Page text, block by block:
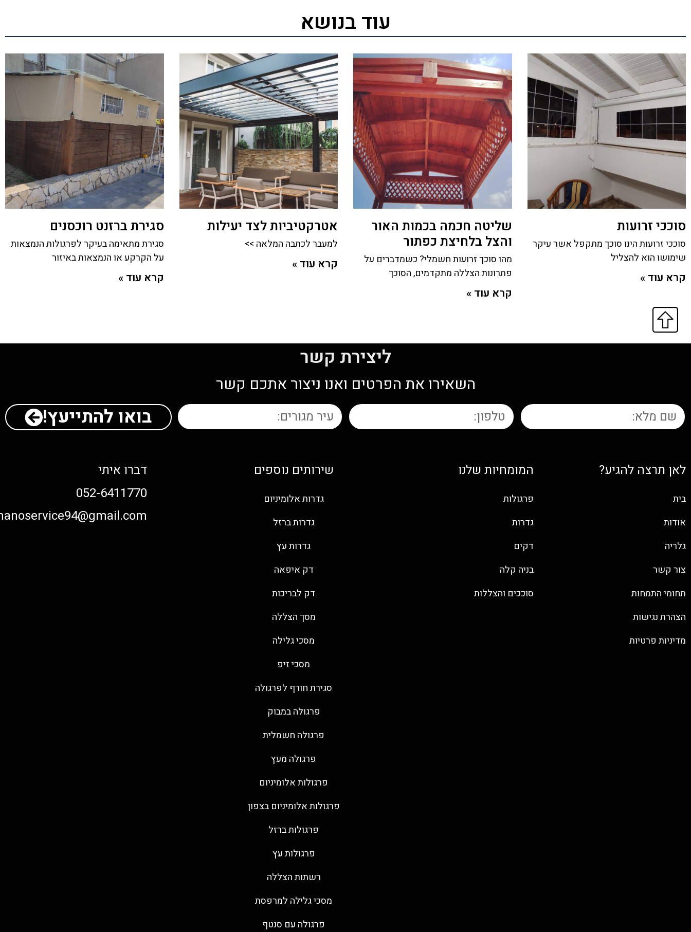
עוד בנושא
סוככי זרועות
סוככי זרועות הינו סוכך מתקפל אשר עיקר
שימושו הוא להצליל
קרא עוד »
שליטה חכמה בכמות האור
והצל בלחיצת כפתור
מהו סוכך זרועות חשמלי? כשמדברים על
פתרונות הצללה מתקדמים, הסוכך
קרא עוד »
אטרקטיביות לצד יעילות
למעבר לכתבה המלאה >>
קרא עוד »
סגירת ברזנט רוכסנים
סגירת מתאימה בעיקר לפרגולות הנמצאות
על הקרקע או הנמצאות באיזור
קרא עוד »
ליצירת קשר
השאירו את הפרטים ואנו ניצור אתכם קשר
בואו להתייעץ!
לאן תרצה להגיע?
בית
אודות
גלריה
צור קשר
תחומי התמחות
הצהרת נגישות
מדיניות פרטיות
המומחיות שלנו
פרגולות
גדרות
דקים
בניה קלה
סוככים והצללות
שירותים נוספים
גדרות אלומיניום
גדרות ברזל
גדרות עץ
דק איפאה
דק לבריכות
מסך הצללה
מסכי גלילה
מסכי זיפ
סגירת חורף לפרגולה
פרגולה במבוק
פרגולה חשמלית
פרגולה מעץ
פרגולות אלומיניום
פרגולות אלומיניום בצפון
פרגולות ברזל
פרגולות עץ
רשתות הצללה
מסכי גלילה למרפסת
פרגולה עם סנטף
דברו איתי
052-6411770